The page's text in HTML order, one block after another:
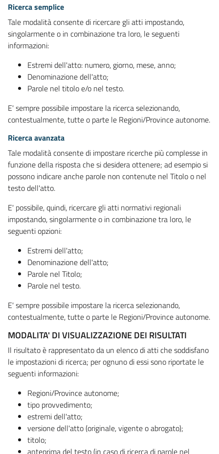
Ricerca semplice
Tale modalità consente di ricercare gli atti impostando,
singolarmente o in combinazione tra loro, le seguenti
informazioni:
Estremi dell'atto: numero, giorno, mese, anno;
Denominazione dell'atto;
Parole nel titolo e/o nel testo.
E' sempre possibile impostare la ricerca selezionando,
contestualmente, tutte o parte le Regioni/Province autonome.
Ricerca avanzata
Tale modalità consente di impostare ricerche più complesse in
funzione della risposta che si desidera ottenere; ad esempio si
possono indicare anche parole non contenute nel Titolo o nel
testo dell'atto.
E' possibile, quindi, ricercare gli atti normativi regionali
impostando, singolarmente o in combinazione tra loro, le
seguenti opzioni:
Estremi dell'atto;
Denominazione dell'atto;
Parole nel Titolo;
Parole nel testo.
E' sempre possibile impostare la ricerca selezionando,
contestualmente, tutte o parte le Regioni/Province autonome.
MODALITA' DI VISUALIZZAZIONE DEI RISULTATI
Il risultato è rappresentato da un elenco di atti che soddisfano
le impostazioni di ricerca; per ognuno di essi sono riportate le
seguenti informazioni:
Regioni/Province autonome;
tipo provvedimento;
estremi dell'atto;
versione dell'atto (originale, vigente o abrogato);
titolo;
anteprima del testo (in caso di ricerca di parole nel